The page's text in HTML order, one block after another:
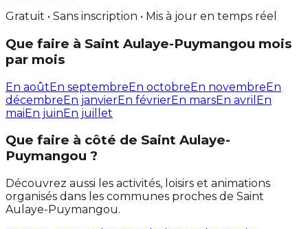
Gratuit • Sans inscription • Mis à jour en temps réel
Que faire à Saint Aulaye-Puymangou mois
par mois
En aoûtEn septembreEn octobreEn novembreEn
décembreEn janvierEn févrierEn marsEn avril En
maiEn juinEn juillet
Que faire à côté de Saint Aulaye-
Puymangou ?
Découvrez aussi les activités, loisirs et animations
organisés dans les communes proches de Saint
Aulaye-Puymangou.